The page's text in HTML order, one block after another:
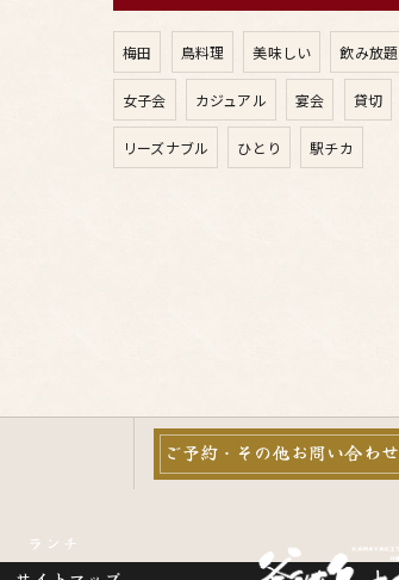
梅田 鳥料理 美味しい 飲み放題
女子会 カジュアル 宴会 貸切
リーズナブル ひとり 駅チカ
ご予約・その他お問い合わせ
ランチ